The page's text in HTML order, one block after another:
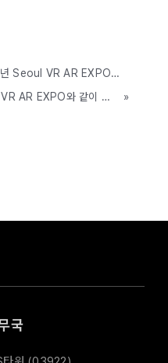
[SVAE 2020 VOL.3] 2020년 Seoul VR AR EXPO와 함께 하세요! ★무료 참관 신청, 선착순 단 2,000명!★
[SVAE 2020 VOL.5] SEOUL VR AR EXPO와 같이 글로벌해질 당신, 지금 바로 신청하세요! (4.23~25, COEX)
»
국